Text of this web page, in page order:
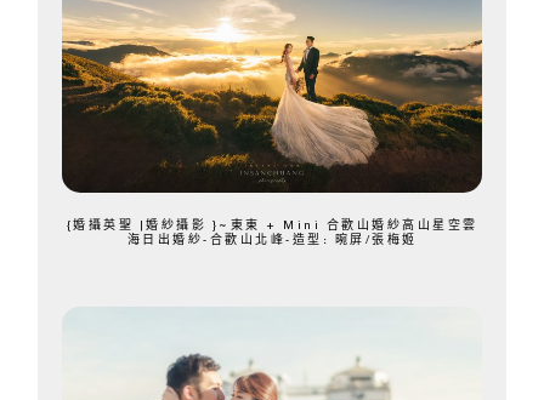
{婚攝英聖 |婚紗攝影 }~東東 + Mini 合歡山婚紗高山星空雲
海日出婚紗-合歡山北峰-造型: 晼屏/張梅姬